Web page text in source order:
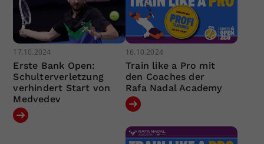
17.10.2024
Erste Bank Open:
Schulterverletzung
verhindert Start von
Medvedev
16.10.2024
Train like a Pro mit
den Coaches der
Rafa Nadal Academy